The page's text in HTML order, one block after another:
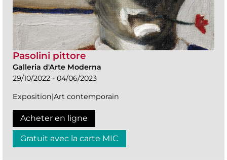
Pasolini pittore
Galleria d'Arte Moderna
29/10/2022 - 04/06/2023
Exposition|Art contemporain
Acheter en ligne
Gratuit avec la carte MIC